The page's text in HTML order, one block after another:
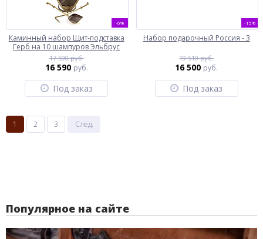
-6%
Каминный набор Щит-подставка
Герб на 10 шампуров Эльбрус
17 590 руб.
16 590 руб.
Под заказ
-15%
Набор подарочный Россия - 3
19 510 руб.
16 500 руб.
Под заказ
1 2 3 След.
Популярное на сайте